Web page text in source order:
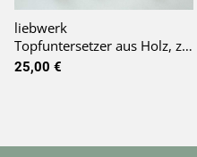
liebwerk
Topfuntersetzer aus Holz, zusammensteckbar
25,00 €